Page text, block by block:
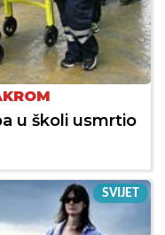
u školi usmrtio
SVIJET